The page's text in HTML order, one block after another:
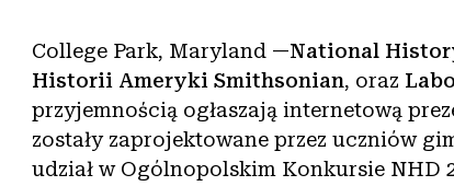
College Park, Maryland —National
Historii Ameryki Smithsonian, oraz
przyjemnością ogłaszają internetową
zostały zaprojektowane przez uczniów
udział w Ogólnopolskim Konkursie NHD